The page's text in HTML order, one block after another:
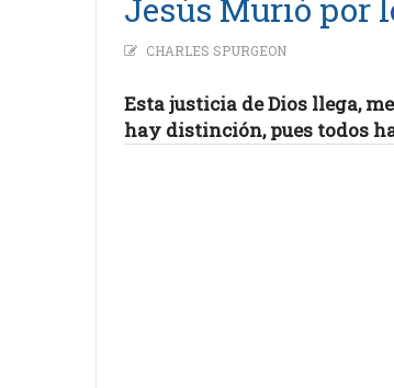
Jesús Murió por
CHARLES SPURGEON
Esta justicia de Dios llega,
hay distinción, pues todos